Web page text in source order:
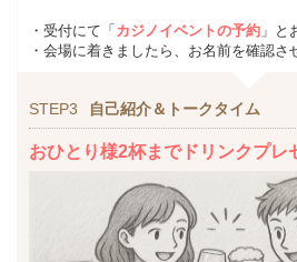
・受付にて「カジノイベントの予約 」と
・会場に着きましたら、お名前を確認さ
STEP3 自己紹介＆トークタイム
おひとり様2杯までドリンクプレ